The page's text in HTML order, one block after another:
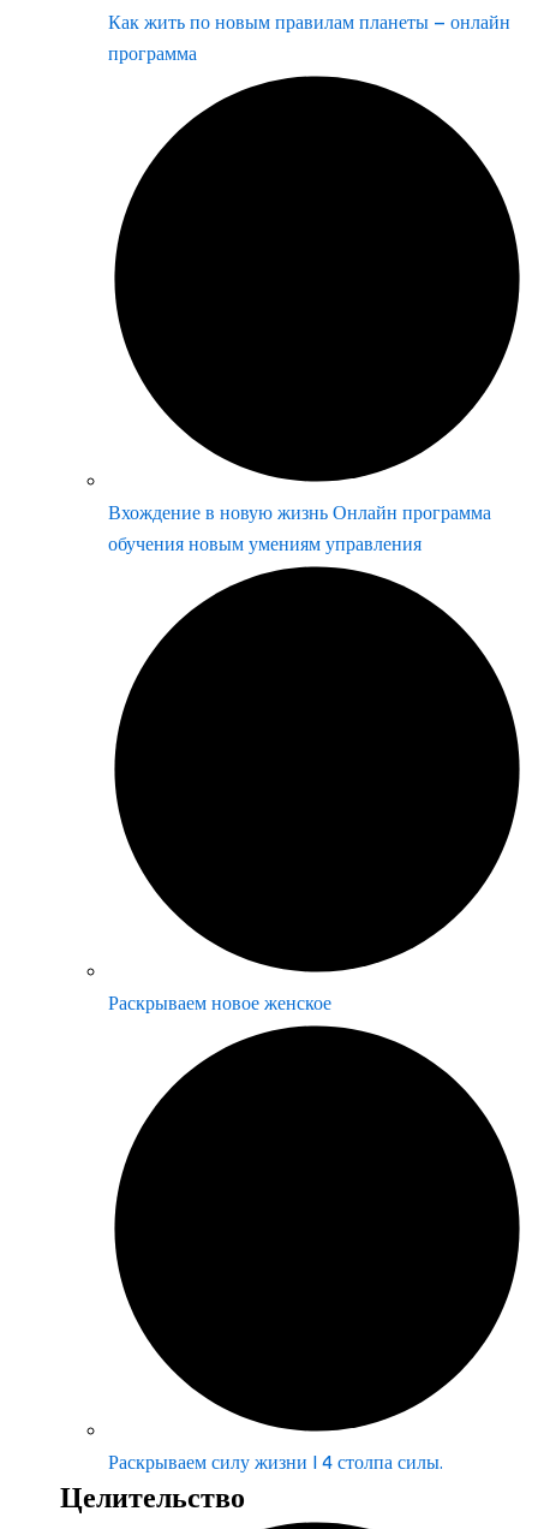
Как жить по новым правилам планеты – онлайн
программа
Вхождение в новую жизнь Онлайн программа
обучения новым умениям управления
Раскрываем новое женское
Раскрываем силу жизни | 4 столпа силы.
Целительство